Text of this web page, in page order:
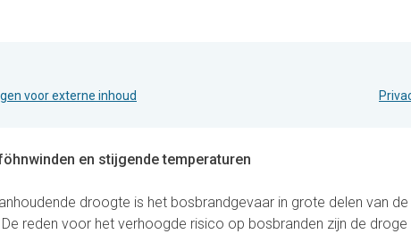
voor externe inhoud
en stijgende temperaturen
droogte is het bosbrandgevaar in grote delen van de
reden voor het verhoogde risico op bosbranden zijn de droge